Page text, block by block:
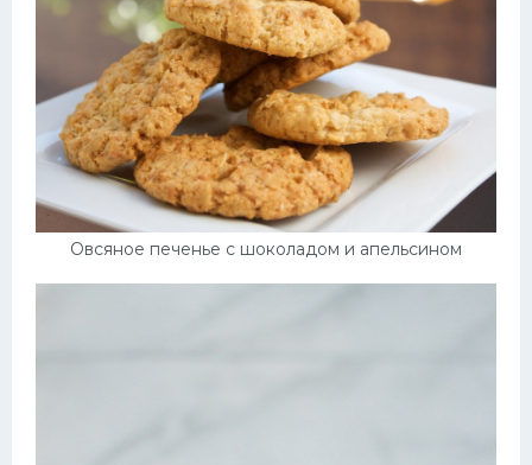
Овсяное печенье с шоколадом и апельсином